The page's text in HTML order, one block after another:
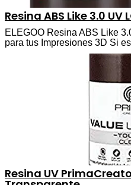
Resina ABS Like 3.0 UV
ELEGOO Resina ABS Like
para tus Impresiones 3D Si
Resina UV